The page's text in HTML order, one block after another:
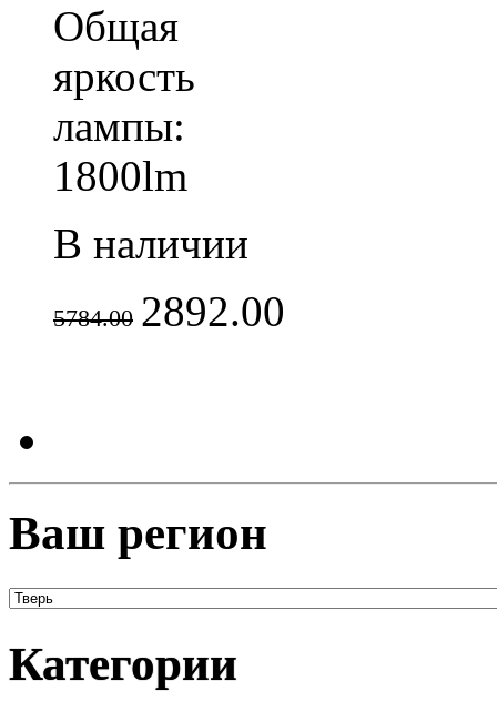
Общая
яркость
лампы:
1800lm
В наличии
5784.00 2892.00
Ваш регион
Категории